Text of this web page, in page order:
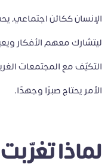
الإنسان ككائن اجتماعي،
ليتشارك معهم الأفكار
التكيّف مع المجتمعات
الأمر يحتاج صبرًا وجهدًا.
لماذا